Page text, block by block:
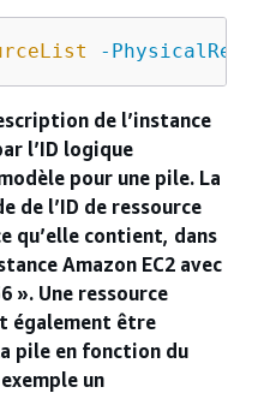
-
de l’instance
l’ID logique
pour une pile. La
de l’ID de ressource
qu’elle contient, dans
Amazon EC2 avec
». Une ressource
également être
pile en fonction du
un